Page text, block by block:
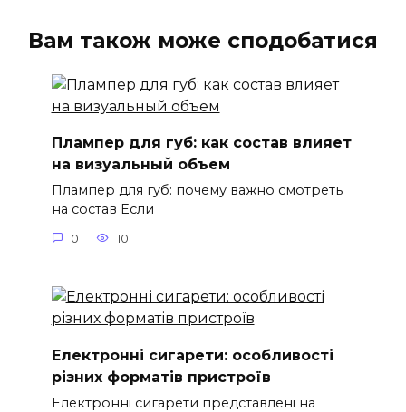
Вам також може сподобатися
Плампер для губ: как состав влияет
на визуальный объем
Плампер для губ: почему важно смотреть
на состав Если
0 10
Електронні сигарети: особливості
різних форматів пристроїв
Електронні сигарети представлені на